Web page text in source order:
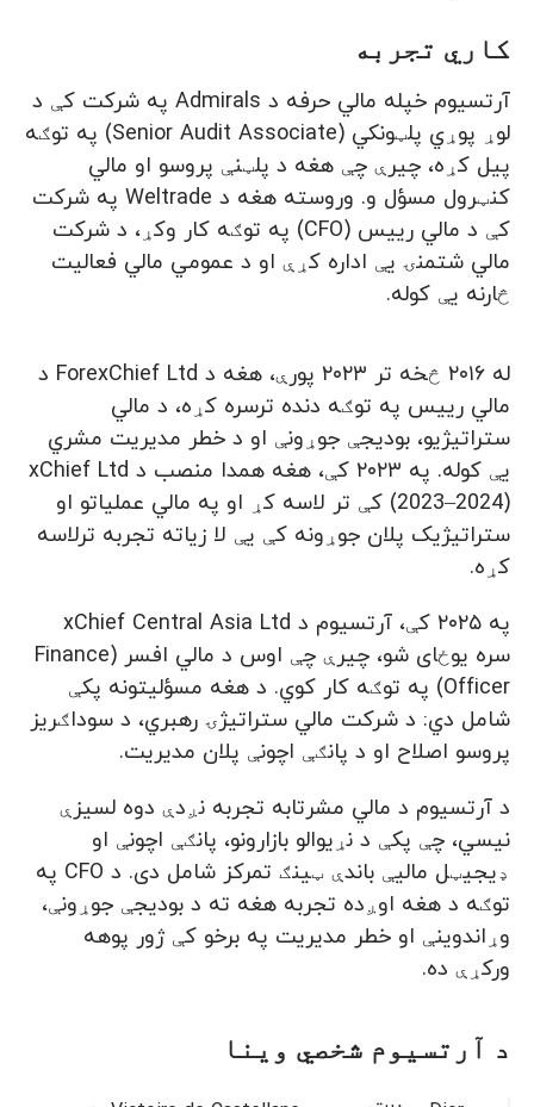
کاري تجربه
آرتسیوم خپله مالي حرفه د Admirals په شرکت کې د
لوړ پوړي پلټونکي (Senior Audit Associate) په توګه
پیل کړه، چیرې چې هغه د پلټنې پروسو او مالي
کنټرول مسؤل و. وروسته هغه د Weltrade په شرکت
کې د مالي رییس (CFO) په توګه کار وکړ، د شرکت
مالي شتمنۍ یې اداره کړې او د عمومي مالي فعالیت
څارنه یې کوله.
له ۲۰۱۶ څخه تر ۲۰۲۳ پورې، هغه د ForexChief Ltd د
مالي رییس په توګه دنده ترسره کړه، د مالي
ستراتیژیو، بودیجې جوړونې او د خطر مدیریت مشري
یې کوله. په ۲۰۲۳ کې، هغه همدا منصب د xChief Ltd
(2023–2024) کې تر لاسه کړ او په مالي عملیاتو او
ستراتیژیک پلان جوړونه کې یې لا زیاته تجربه ترلاسه
کړه.
په ۲۰۲۵ کې، آرتسیوم د xChief Central Asia Ltd
سره یوځای شو، چیرې چې اوس د مالي افسر (Finance
Officer) په توګه کار کوي. د هغه مسؤلیتونه پکې
شامل دي: د شرکت مالي ستراتیژۍ رهبري، د سوداګریز
پروسو اصلاح او د پانګې اچونې پلان مدیریت.
د آرتسیوم د مالي مشرتابه تجربه نږدې دوه لسیزې
نیسي، چې پکې د نړیوالو بازارونو، پانګې اچونې او
ډیجیټل مالیې باندې ټینګ تمرکز شامل دی. د CFO په
توګه د هغه اوږده تجربه هغه ته د بودیجې جوړونې،
وړاندوینې او خطر مدیریت په برخو کې ژور پوهه
ورکړې ده.
د آرتسیوم شخصي وینا